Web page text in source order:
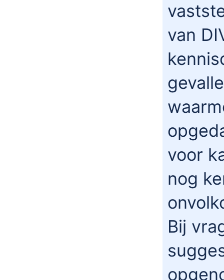
van
voor
nog
Bij